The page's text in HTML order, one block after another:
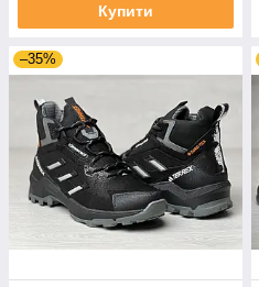
Купити
–35%